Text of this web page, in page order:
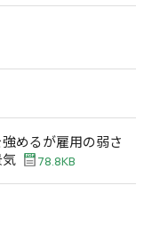
めるが雇用の弱さ
78.8KB